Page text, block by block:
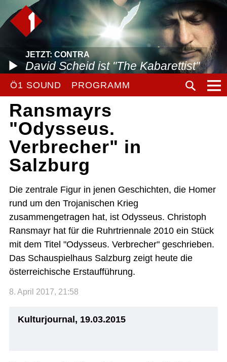
JETZT: CONTRA
David Scheid ist "The Kabarettist"
Ö1 SOUND PROGRAMM
Ransmayrs
"Odysseus.
Verbrecher" in
Salzburg
Die zentrale Figur in jenen Geschichten, die Homer
rund um den Trojanischen Krieg
zusammengetragen hat, ist Odysseus. Christoph
Ransmayr hat für die Ruhrtriennale 2010 ein Stück
mit dem Titel "Odysseus. Verbrecher" geschrieben.
Das Schauspielhaus Salzburg zeigt heute die
österreichische Erstaufführung.
8. April 2017, 21:58
Kulturjournal, 19.03.2015